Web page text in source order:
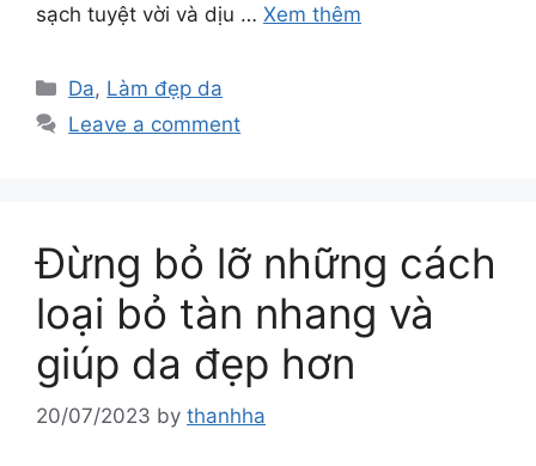
sạch tuyệt vời và dịu … Xem thêm
Da, Làm đẹp da
Leave a comment
Đừng bỏ lỡ những cách
loại bỏ tàn nhang và
giúp da đẹp hơn
20/07/2023 by thanhha